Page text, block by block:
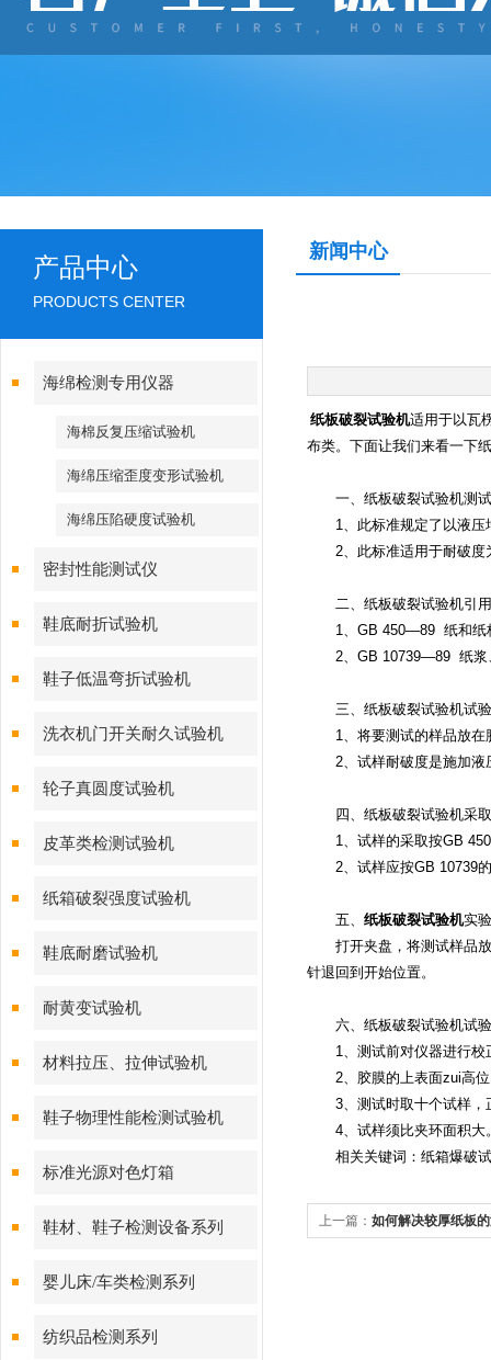
产品中心
PRODUCTS CENTER
海绵检测专用仪器
海棉反复压缩试验机
海绵压缩歪度变形试验机
海绵压陷硬度试验机
密封性能测试仪
鞋底耐折试验机
鞋子低温弯折试验机
洗衣机门开关耐久试验机
轮子真圆度试验机
皮革类检测试验机
纸箱破裂强度试验机
鞋底耐磨试验机
耐黄变试验机
材料拉压、拉伸试验机
鞋子物理性能检测试验机
标准光源对色灯箱
鞋材、鞋子检测设备系列
婴儿床/车类检测系列
纺织品检测系列
新闻中心
纸板破裂试验机适用于以瓦
布类。下面让我们来看一下
一、纸板破裂试验机测
1、此标准规定了以液压
2、此标准适用于耐破度
二、纸板破裂试验机引
1、GB 450—89 纸和纸
2、GB 10739—89 纸浆、
三、纸板破裂试验机试
1、将要测试的样品放在胶
2、试样耐破度是施加液
四、纸板破裂试验机采
1、试样的采取按GB 450
2、试样应按GB 10739的
五、 纸板破裂试验机实
打开夹盘，将测试样品放
针退回到开始位置。
六、纸板破裂试验机试验
1、测试前对仪器进行校
2、胶膜的上表面zui高位
3、测试时取十个试样，
4、试样须比夹环面积大
相关关键词：纸箱爆破
上一篇： 如何解决较厚纸板